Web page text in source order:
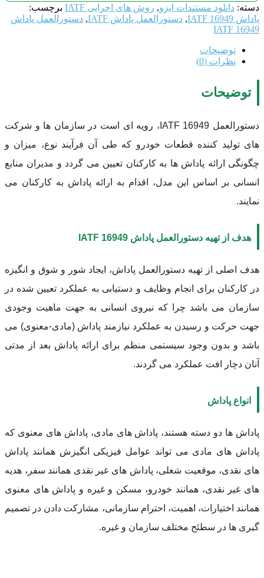
دسته: دانلود مستندات ایزو, روش های اجرایی IATF
برچسب:
پاداش IATF 16949
, دستورالعمل پاداش IATF , دستورالعمل پاداش
IATF 16949
توضیحات
نظرات (0)
توضیحات
دستورالعمل IATF 16949، رویه ای است در سازمان ها و شرکت
های تولید کننده قطعات خودرو که طی آن فرآیند نوع، میزان و
چگونگی ارائه پاداش ها به کارکنان تعیین می گردد و مدیران منابع
انسانی بر اساس این مدل، اقدام به ارائه پاداش به کارکنان می
نمایند.
هدف از تهیه دستورالعمل پاداش IATF 16949
هدف اصلی از تهیه دستورالعمل پاداش، ایجاد شور و شوق و انگیزه
در کارکنان برای انجام وظایف و دستیابی به عملکرد تعیین شده در
سازمان می باشد چرا که نیروی انسانی به جهت ماهیت وجودی
جهت حرکت و رسیدن به عملکرد نیازمند پاداش (مادی-معنوی) می
باشد و بدون وجود سیستمی منظم برای ارائه پاداش بعد از مدتی
آنان دچار افت عملکرد می گردند.
انواع پاداش
پاداش ها دو دسته هستند، پاداش های مادی، پاداش های معنوی که
پاداش های مادی می تواند عوامل فیزیکی انگیزش همانند پاداش
های نقدی، موقعیت شغلی، پاداش های غیر نقدی همانند سفر، هدیه
های غیر نقدی، همانند خودرو، مسکن و غیره و پاداش های معنوی
همانند اختیارات، اهمیت، احترام سازمانی، مشارکت دادن در تصمیم
گیری ها در سطئح مختلف سازمان و غیره.